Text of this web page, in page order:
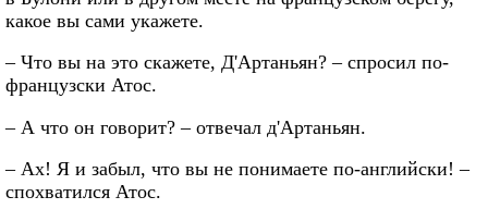
какое вы сами укажете.
– Что вы на это скажете, Д'Артаньян? – спросил по-
французски Атос.
– А что он говорит? – отвечал д'Артаньян.
– Ах! Я и забыл, что вы не понимаете по-английски! –
спохватился Атос.